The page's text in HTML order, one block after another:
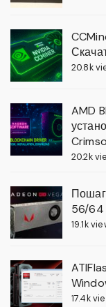
20.8k
AMD
20.2k
56/64
19.1k
17.4k